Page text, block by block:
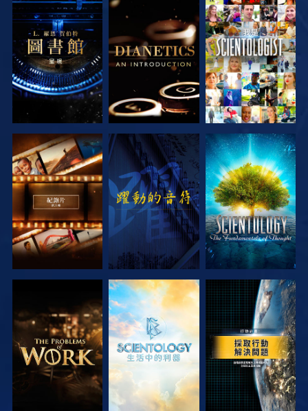
探索系列節目 探索系列節目 觀看
探索系列節目 觀看 探索系列節目
探索系列節目 探索系列節目 觀看